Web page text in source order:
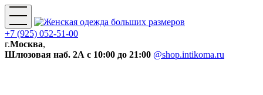
+7 (925) 052-51-00
г.Москва,
Шлюзовая наб. 2А с 10:00 до 21:00 @shop.intikoma.ru